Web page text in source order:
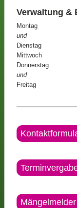
Verwaltung &
Montag
und
Dienstag
Mittwoch
Donnerstag
und
Freitag
Mängelmelder